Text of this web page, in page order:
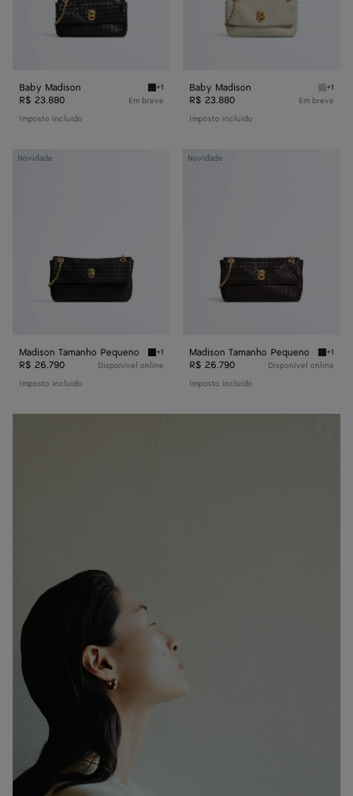
Baby Madison Black Baby Madison
+1
R$ 23.880
Imposto incluído
Em breve
Baby Madison Silica
+1
R$ 23.880
Imposto incluído
Em breve
Novidade
Madison
Madison Tamanho Pequeno Black Madison Tamanho Pequeno
+1
R$ 26.790
Imposto incluído
Disponível online
Novidade
Madison
Madison Tamanho Pequeno +1
R$ 26.790
Imposto incluído
Disponível online